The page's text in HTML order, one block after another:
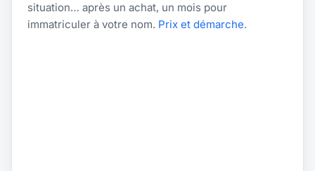
situation… après un achat, un mois pour
immatriculer à votre nom. Prix et démarche.